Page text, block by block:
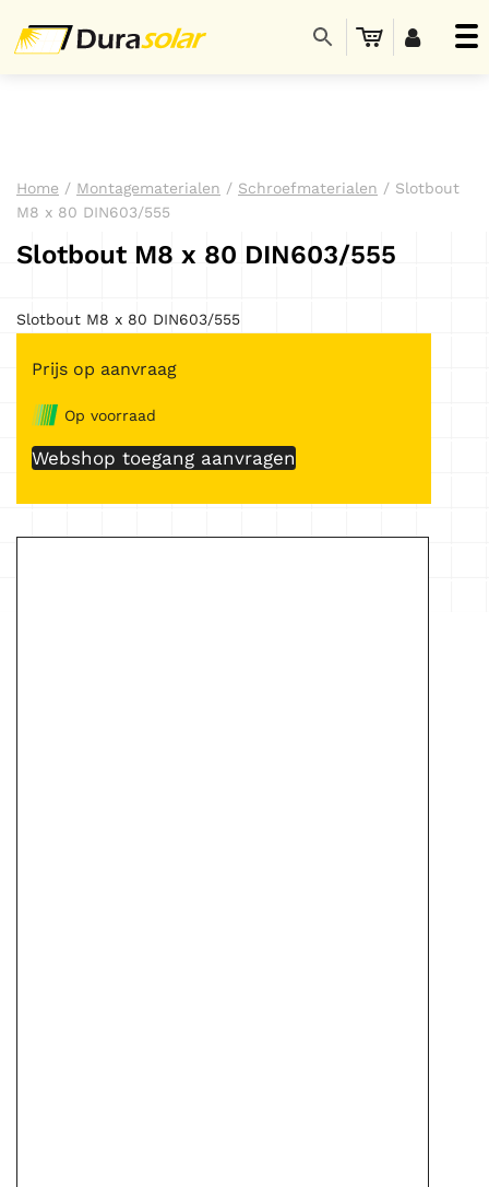
Home / Montagematerialen / Schroefmaterialen / Slotbout
M8 x 80 DIN603/555
Slotbout M8 x 80 DIN603/555
Slotbout M8 x 80 DIN603/555
Prijs op aanvraag
Op voorraad
Webshop toegang aanvragen